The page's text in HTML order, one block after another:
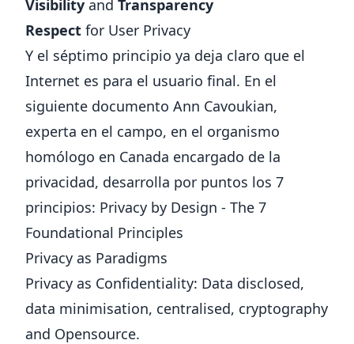
Visibility and Transparency
Respect for User Privacy
Y el séptimo principio ya deja claro que el
Internet es para el usuario final. En el
siguiente documento Ann Cavoukian,
experta en el campo, en el organismo
homólogo en Canada encargado de la
privacidad, desarrolla por puntos los 7
principios: Privacy by Design - The 7
Foundational Principles
Privacy as Paradigms
Privacy as Confidentiality: Data disclosed,
data minimisation, centralised, cryptography
and Opensource.